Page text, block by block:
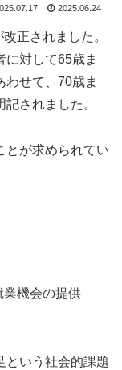
2025.06.24
正されました。
に対して65歳ま
わせて、70歳ま
されました。
とが求められてい
業機会の提供
という社会的課題